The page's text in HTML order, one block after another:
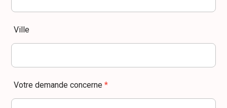
Ville
Votre demande concerne*